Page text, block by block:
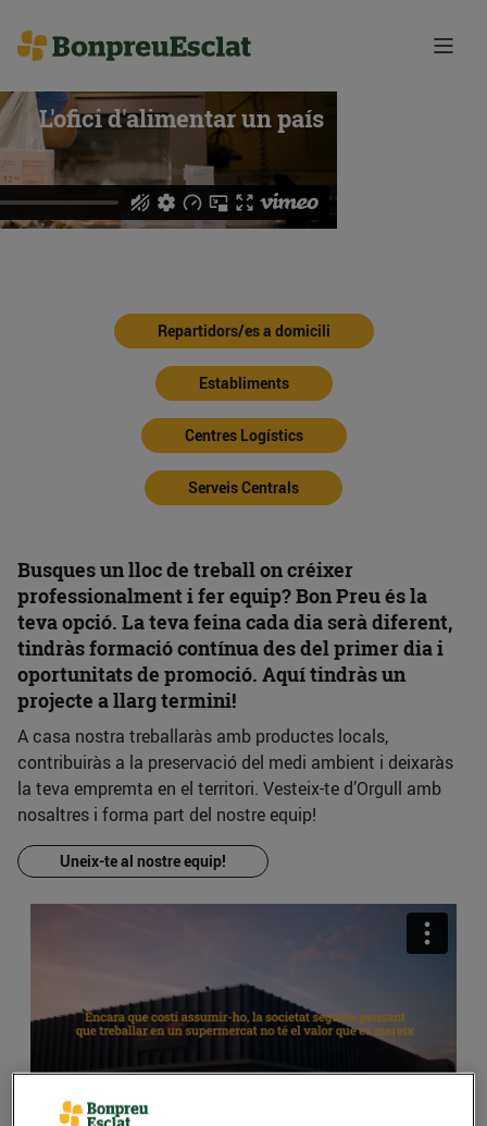
L'ofici d'alimentar un país
Repartidors/es a domicili
Establiments
Centres Logístics
Serveis Centrals
Busques un lloc de treball on créixer
professionalment i fer equip? Bon Preu és la
teva opció. La teva feina cada dia serà diferent,
tindràs formació contínua des del primer dia i
oportunitats de promoció. Aquí tindràs un
projecte a llarg termini!
A casa nostra treballaràs amb productes locals,
contribuiràs a la preservació del medi ambient i deixaràs
la teva empremta en el territori. Vesteix-te d’Orgull amb
nosaltres i forma part del nostre equip!
Uneix-te al nostre equip!